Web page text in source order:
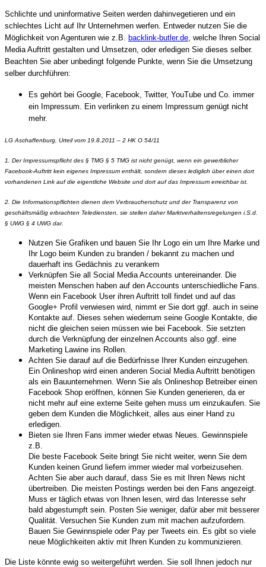
Schlichte und uninformative Seiten werden dahinvegetieren und ein
schlechtes Licht auf Ihr Unternehmen werfen. Entweder nutzen Sie die
Möglichkeit von Agenturen wie z.B. backlink-butler.de , welche Ihren Social
Media Auftritt gestalten und Umsetzen, oder erledigen Sie dieses selber.
Beachten Sie aber unbedingt folgende Punkte, wenn Sie die Umsetzung
selber durchführen:
Es gehört bei Google, Facebook, Twitter, YouTube und Co. immer
ein Impressum. Ein verlinken zu einem Impressum genügt nicht
mehr.
LG Aschaffenburg, Urteil vom 19.8.2011 – 2 HK O 54/11
1. Der Impressumspflicht des § TMG § 5 TMG ist nicht genügt, wenn ein gewerblicher
Facebook-Auftritt kein eigenes Impressum enthält, sondern dieses lediglich über einen dort
vorhandenen Link auf die eigentliche Website und dort auf das Impressum erreichbar ist.
2. Die Informationspflichten dienen dem Verbraucherschutz und der Transparenz von
geschäftsmäßig erbrachten Telediensten, sie stellen daher Marktverhaltensregelungen i.S.d.
§ UWG § 4 UWG dar.
Nutzen Sie Grafiken und bauen Sie Ihr Logo ein um Ihre Marke und
Ihr Logo beim Kunden zu branden / bekannt zu machen und
dauerhaft ins Gedächnis zu verankern
Verknüpfen Sie all Social Media Accounts untereinander. Die
meisten Menschen haben auf den Accounts unterschiedliche Fans.
Wenn ein Facebook User ihren Auftritt toll findet und auf das
Google+ Profil verwiesen wird, nimmt er Sie dort ggf. auch in seine
Kontakte auf. Dieses sehen wiederrum seine Google Kontakte, die
nicht die gleichen seien müssen wie bei Facebook. Sie setzten
durch die Verknüpfung der einzelnen Accounts also ggf. eine
Marketing Lawine ins Rollen.
Achten Sie darauf auf die Bedürfnisse Ihrer Kunden einzugehen.
Ein Onlineshop wird einen anderen Social Media Auftritt benötigen
als ein Bauunternehmen. Wenn Sie als Onlineshop Betreiber einen
Facebook Shop eröffnen, können Sie Kunden generieren, da er
nicht mehr auf eine externe Seite gehen muss um einzukaufen. Sie
geben dem Kunden die Möglichkeit, alles aus einer Hand zu
erledigen.
Bieten sie Ihren Fans immer wieder etwas Neues. Gewinnspiele
z.B.
Die beste Facebook Seite bringt Sie nicht weiter, wenn Sie dem
Kunden keinen Grund liefern immer wieder mal vorbeizusehen.
Achten Sie aber auch darauf, dass Sie es mit Ihren News nicht
übertreiben. Die meisten Postings werden bei den Fans angezeigt.
Muss er täglich etwas von Ihnen lesen, wird das Interesse sehr
bald abgestumpft sein. Posten Sie weniger, dafür aber mit besserer
Qualität. Versuchen Sie Kunden zum mit machen aufzufordern.
Bauen Sie Gewinnspiele oder Pay per Tweets ein. Es gibt so viele
neue Möglichkeiten aktiv mit Ihren Kunden zu kommunizieren.
Die Liste könnte ewig so weitergeführt werden. Sie soll Ihnen jedoch nur